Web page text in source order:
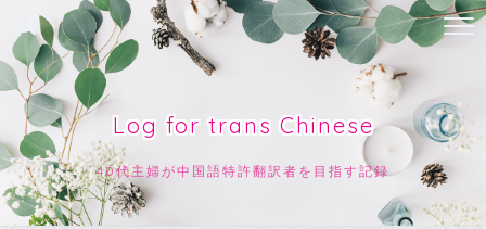
Log for trans Chinese
40代主婦が中国語特許翻訳者を目指す記録